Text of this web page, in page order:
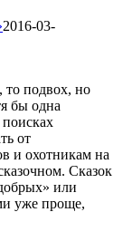
2016-03-
то подвох, но
бы одна
поисках
от
и охотникам на
Сказок
или
уже проще,